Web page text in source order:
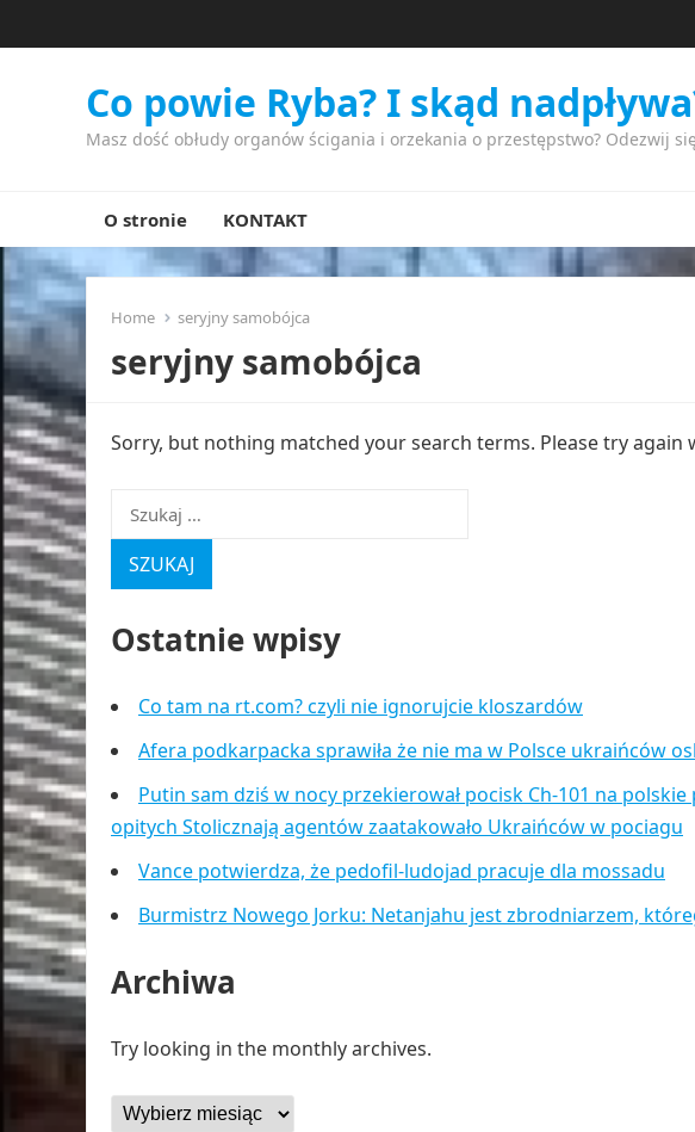
Co powie Ryba? I skąd
Masz dość obłudy organów ścigania i orzekania o przestępstwo? Odezwij
O stronie KONTAKT
Home seryjny samobójca
seryjny samobójca
Sorry, but nothing matched your search terms. Please try
Szukaj:
Ostatnie wpisy
Co tam na rt.com? czyli nie ignorujcie kloszardów
Afera podkarpacka sprawiła że nie ma w Polsce ukraińców
Putin sam dziś w nocy przekierował pocisk Ch-101 na
opitych Stolicznają agentów zaatakowało Ukraińców w pociagu
Vance potwierdza, że pedofil-ludojad pracuje dla mossadu
Burmistrz Nowego Jorku: Netanjahu jest zbrodniarzem,
Archiwa
Try looking in the monthly archives.
Archiwa